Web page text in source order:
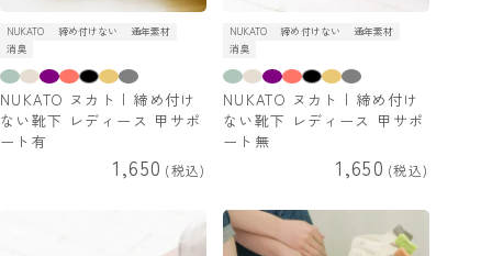
NUKATO 締め付けない
通年素材
消臭
NUKATO ヌカト | 締め付け
ない靴下 レディース 甲サポ
ート有
1,650 税込
NUKATO 締め付けない
通年素材
消臭
NUKATO ヌカト | 締め付け
ない靴下 レディース 甲サポ
ート無
1,650 税込